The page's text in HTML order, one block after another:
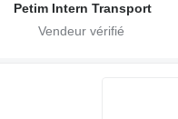
Petim Intern Transport